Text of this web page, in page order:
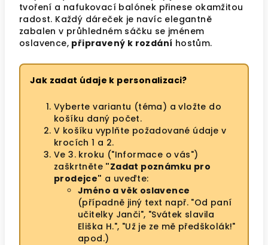
tvoření a nafukovací balónek přinese okamžitou
radost. Každý dáreček je navíc elegantně
zabalen v průhledném sáčku se jménem
oslavence, připravený k rozdání hostům.
Jak zadat údaje k personalizaci?
Vyberte variantu (téma) a vložte do
košíku daný počet.
V košíku vyplňte požadované údaje v
krocích 1 a 2.
Ve 3. kroku ("Informace o vás")
zaškrtněte "Zadat poznámku pro
prodejce" a uveďte:
Jméno a věk oslavence
(případně jiný text např. "Od paní
učitelky Janči", "Svátek slavila
Eliška H.", "Už je ze mě předškolák!"
apod.)